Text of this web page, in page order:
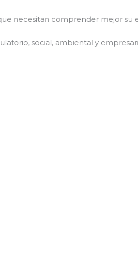
necesitan comprender mejor
social, ambiental y